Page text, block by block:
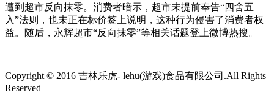
遭到超市反向抹零。消费者暗示，超市未提前奉告“四舍五
入”法则，也未正在标价签上说明，这种行为侵害了消费者权
益。随后，永辉超市“反向抹零”等相关话题登上微博热搜。
Copyright © 2016 吉林乐虎- lehu(游戏)食品有限公司.All Rights
Reserved